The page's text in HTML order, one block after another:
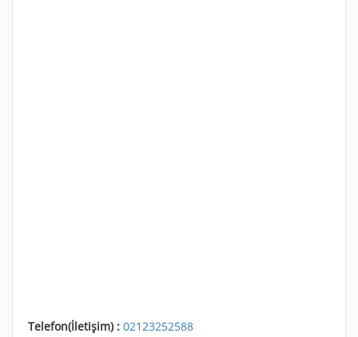
Telefon(İletişim) : 02123252588